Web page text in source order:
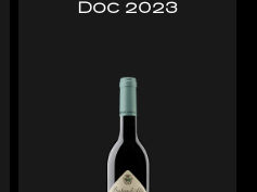
Doc 2023